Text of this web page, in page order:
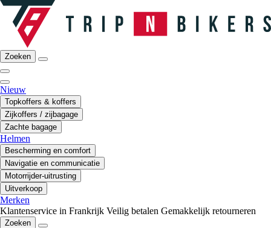
Zoeken
Nieuw
Topkoffers & koffers
Zijkoffers / zijbagage
Zachte bagage
Helmen
Bescherming en comfort
Navigatie en communicatie
Motorrijder-uitrusting
Uitverkoop
Merken
Klantenservice in Frankrijk Veilig betalen Gemakkelijk retourneren
Zoeken